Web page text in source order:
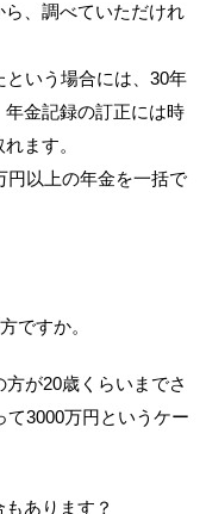
、調べていただけれ
いう場合には、30年
金記録の訂正には時
ます。
円以上の年金を一括で
ですか。
が20歳くらいまでさ
3000万円というケー
あります？